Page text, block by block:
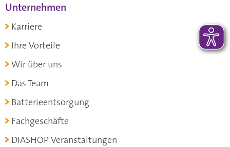
Unternehmen
Karriere
Ihre Vorteile
Wir über uns
Das Team
Batterieentsorgung
Fachgeschäfte
DIASHOP Veranstaltungen